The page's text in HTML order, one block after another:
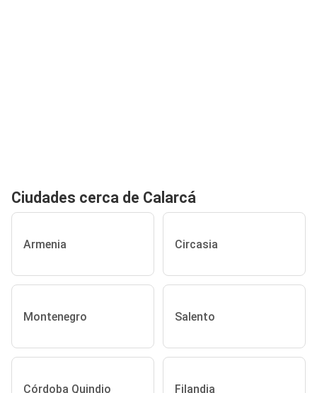
Ciudades cerca de Calarcá
Armenia Circasia
Montenegro Salento
Córdoba Quindio Filandia